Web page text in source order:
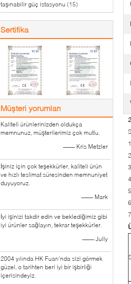
taşınabilir güç istasyonu (15)
Sertifika
Müşteri yorumları
Kaliteli ürünlerinizden oldukça
memnunuz, müşterilerimiz çok mutlu.
—— Kris Metzler
İşiniz için çok teşekkürler, kaliteli ürün
ve hızlı teslimat süresinden memnuniyet
duyuyoruz.
—— Mark
İyi işinizi takdir edin ve beklediğimiz gibi
iyi ürünler sağlayın, tekrar teşekkürler.
—— Jully
2004 yılında HK Fuarı'nda sizi görmek
güzel, o tarihten beri iyi bir işbirliği
içerisindeyiz.